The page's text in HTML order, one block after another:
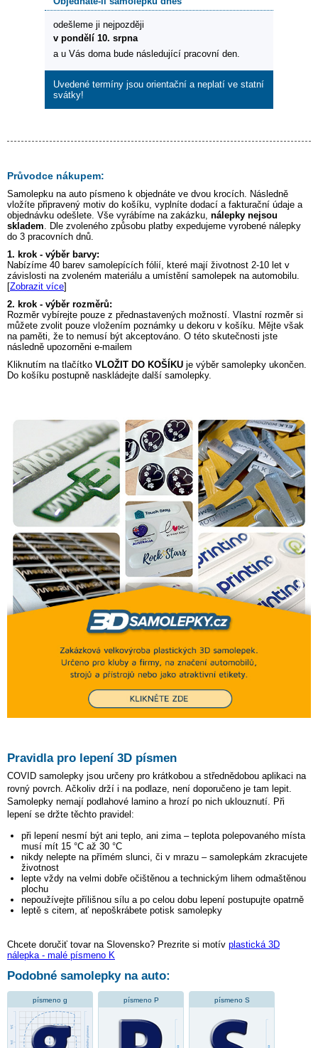
odešleme ji nejpozději
v pondělí 10. srpna
a u Vás doma bude následující pracovní den.
Uvedené termíny jsou orientační a neplatí ve statní
svátky!
Průvodce nákupem:
Samolepku na auto písmeno k objednáte ve dvou krocích. Následně
vložíte připravený motiv do košíku, vyplníte dodací a fakturační údaje a
objednávku odešlete. Vše vyrábíme na zakázku, nálepky nejsou
skladem. Dle zvoleného způsobu platby expedujeme vyrobené nálepky
do 3 pracovních dnů.
1. krok - výběr barvy:
Nabízíme 40 barev samolepících fólií, které mají životnost 2-10 let v
závislosti na zvoleném materiálu a umístění samolepek na automobilu.
[Zobrazit více]
2. krok - výběr rozměrů:
Rozměr vybírejte pouze z přednastavených možností. Vlastní rozměr si
můžete zvolit pouze vložením poznámky u dekoru v košíku. Mějte však
na paměti, že to nemusí být akceptováno. O této skutečnosti jste
následně upozorněni e-mailem
Kliknutím na tlačítko VLOŽIT DO KOŠÍKU je výběr samolepky ukončen.
Do košíku postupně naskládejte další samolepky.
Pravidla pro lepení 3D písmen
COVID samolepky jsou určeny pro krátkobou a střednědobou aplikaci na
rovný povrch. Ačkoliv drží i na podlaze, není doporučeno je tam lepit.
Samolepky nemají podlahové lamino a hrozí po nich uklouznutí. Při
lepení se držte těchto pravidel:
při lepení nesmí být ani teplo, ani zima – teplota polepovaného místa
musí mít 15 °C až 30 °C
nikdy nelepte na přímém slunci, či v mrazu – samolepkám zkracujete
životnost
lepte vždy na velmi dobře očištěnou a technickým lihem odmaštěnou
plochu
nepoužívejte přílišnou sílu a po celou dobu lepení postupujte opatrně
leptě s citem, ať nepoškrábete potisk samolepky
Chcete doručiť tovar na Slovensko? Prezrite si motív plastická 3D
nálepka - malé písmeno K
Podobné samolepky na auto:
písmeno g písmeno P písmeno S